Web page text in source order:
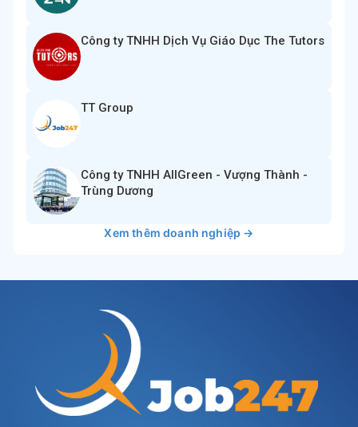
Công ty TNHH Dịch Vụ Giáo Dục The Tutors
TT Group
Công ty TNHH AllGreen - Vượng Thành -
Trùng Dương
Xem thêm doanh nghiệp →